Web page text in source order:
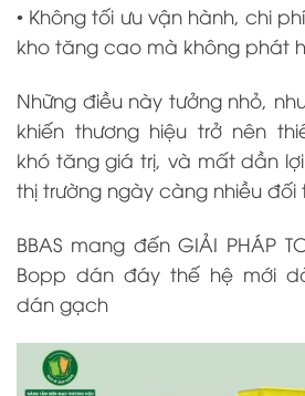
• Không tối ưu vận hành, chi
kho tăng cao mà không phát
Những điều này tưởng nhỏ,
khiến thương hiệu trở nên
khó tăng giá trị, và mất dần
thị trường ngày càng nhiều đối
BBAS mang đến GIẢI PHÁP
Bopp dán đáy thế hệ mới
dán gạch